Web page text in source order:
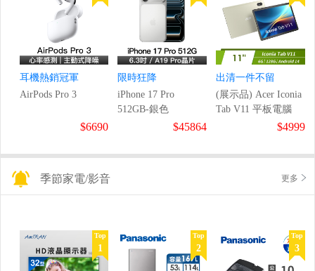
耳機熱銷冠軍
AirPods Pro 3
$6690
限時狂降
iPhone 17 Pro
512GB-銀色
$45864
出清一件不留
(展示品) Acer Iconia
Tab V11 平板電腦
$4999
季節家電/影音 更多
Top
1
Top
2
Top
3